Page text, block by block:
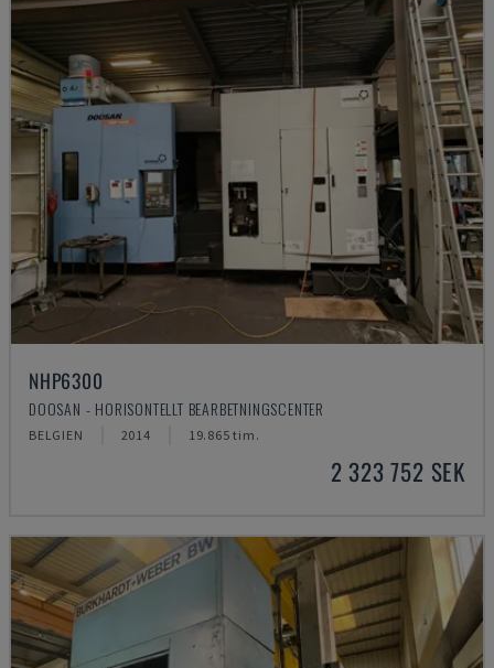
NHP6300
DOOSAN - HORISONTELLT BEARBETNINGSCENTER
BELGIEN 2014 19.865 tim.
2 323 752 SEK